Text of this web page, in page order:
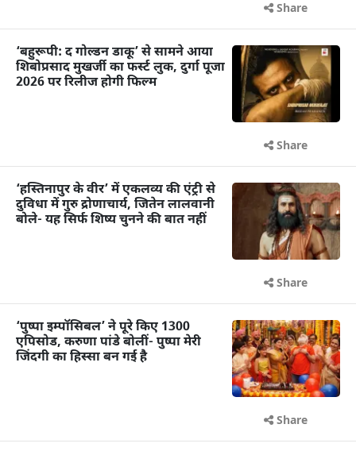
Share
‘बहुरूपी: द गोल्डन डाकू’ से सामने आया
शिबोप्रसाद मुखर्जी का फर्स्ट लुक, दुर्गा पूजा
2026 पर रिलीज होगी फिल्म
Share
‘हस्तिनापुर के वीर’ में एकलव्य की एंट्री से
दुविधा में गुरु द्रोणाचार्य, जितेन लालवानी
बोले- यह सिर्फ शिष्य चुनने की बात नहीं
Share
‘पुष्पा इम्पॉसिबल’ ने पूरे किए 1300
एपिसोड, करुणा पांडे बोलीं- पुष्पा मेरी
जिंदगी का हिस्सा बन गई है
Share